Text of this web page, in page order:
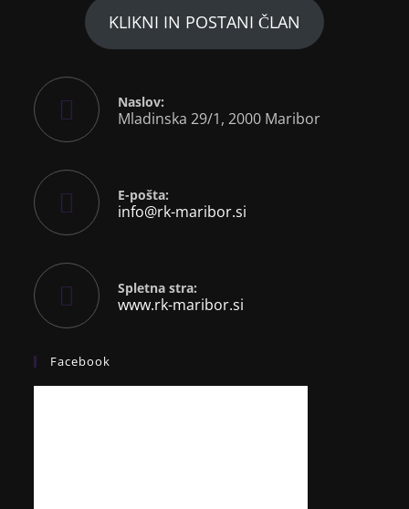
KLIKNI IN POSTANI ČLAN
Naslov:
Mladinska 29/1, 2000 Maribor
E-pošta:
info@rk-maribor.si
Spletna stra:
www.rk-maribor.si
Facebook